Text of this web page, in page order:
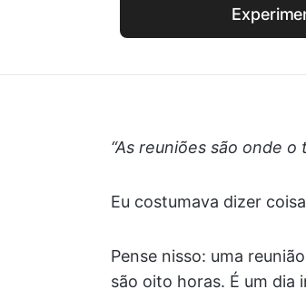
“As reuniões são onde
Eu costumava dizer
Pense nisso: uma
são oito horas. É um dia